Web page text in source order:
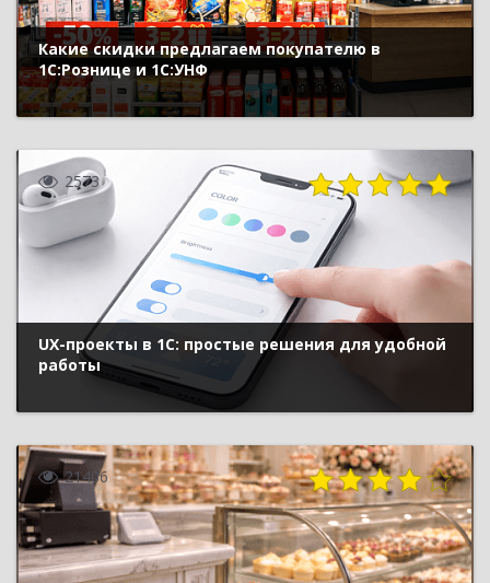
Какие скидки предлагаем покупателю в
1С:Рознице и 1С:УНФ
2573
UX-проекты в 1С: простые решения для удобной
работы
21406